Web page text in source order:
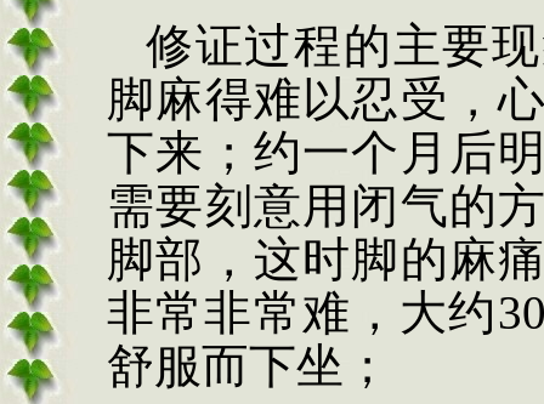
修证过程的主要
脚麻得难以忍受，
下来；约一个月后
需要刻意用闭气的
脚部，这时脚的麻
非常非常难，大约
舒服而下坐；